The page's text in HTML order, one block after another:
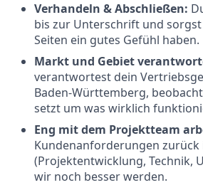
Verhandeln & Abschließen:
bis zur Unterschrift und sorgst
Seiten ein gutes Gefühl haben.
Markt und Gebiet
verantwortest dein
Baden-Württemberg,
setzt um was wirklich
Eng mit dem Projektteam
Kundenanforderungen zurück
(Projektentwicklung, Technik,
wir noch besser werden.